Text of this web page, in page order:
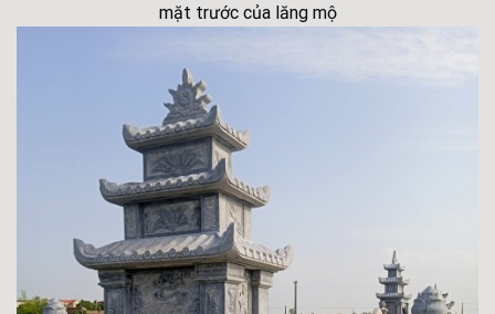
mặt trước của lăng mộ